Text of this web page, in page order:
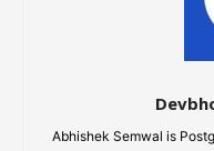
Abhishek Semwal is